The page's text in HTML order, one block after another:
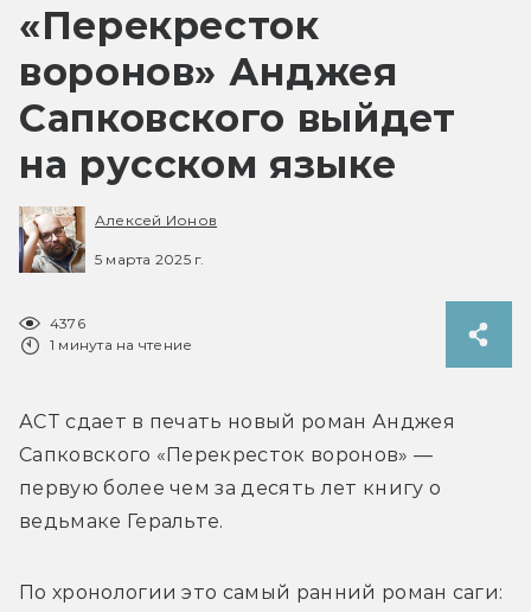
«Перекресток
воронов» Анджея
Сапковского выйдет
на русском языке
Алексей Ионов
5 марта 2025 г.
4376
1 минута на чтение
АСТ сдает в печать новый роман Анджея
Сапковского «Перекресток воронов» —
первую более чем за десять лет книгу о
ведьмаке Геральте.
По хронологии это самый ранний роман саги: